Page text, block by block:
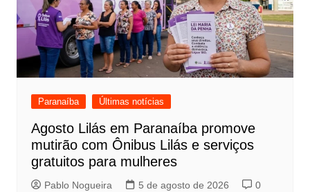
Paranaíba Últimas notícias
Agosto Lilás em Paranaíba promove
mutirão com Ônibus Lilás e serviços
gratuitos para mulheres
Pablo Nogueira 5 de agosto de 2026 0